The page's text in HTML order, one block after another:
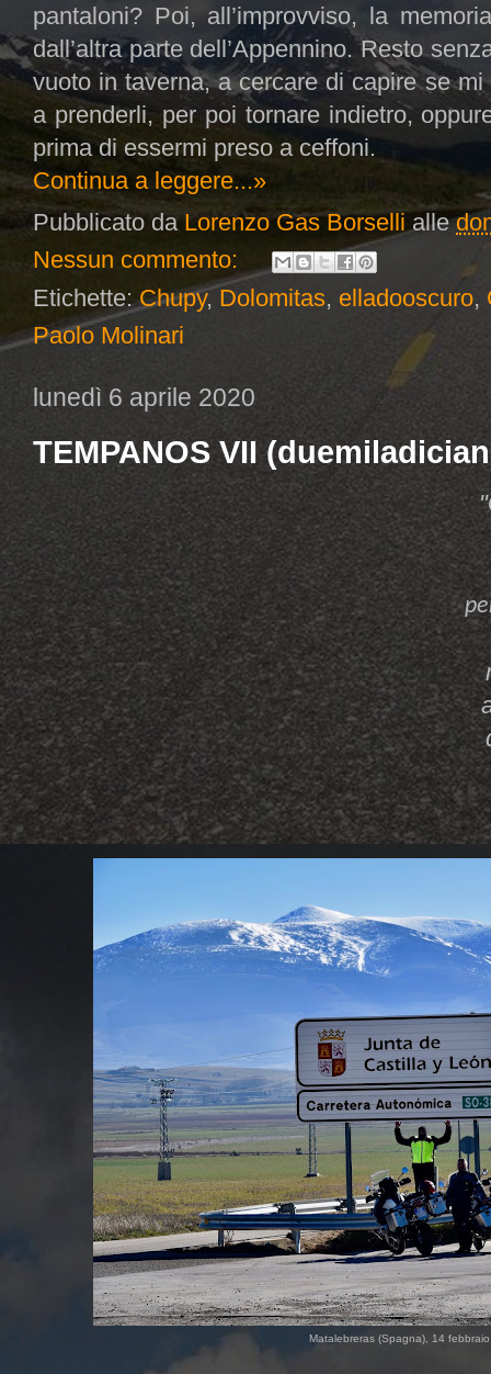
pantaloni? Poi, all’improvviso, la
dall’altra parte dell’Appennino. Resto
vuoto in taverna, a cercare di capire se
a prenderli, per poi tornare indietro,
prima di essermi preso a ceffoni.
Continua a leggere...»
Pubblicato daLorenzo Gas Borselli alle
Nessun commento:
Etichette:Chupy, Dolomitas, elladooscuro,
Paolo Molinari
lunedì 6 aprile 2020
TEMPANOS VII
Matalebreras (Spagna), 14